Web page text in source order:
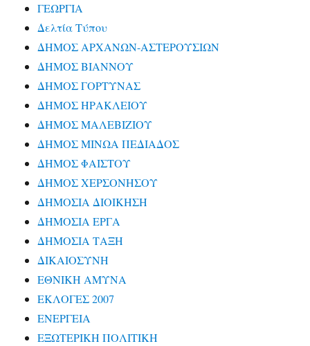
ΓΕΩΡΓΙΑ
Δελτία Τύπου
ΔΗΜΟΣ ΑΡΧΑΝΩΝ-ΑΣΤΕΡΟΥΣΙΩΝ
ΔΗΜΟΣ ΒΙΑΝΝΟΥ
ΔΗΜΟΣ ΓΟΡΤΥΝΑΣ
ΔΗΜΟΣ ΗΡΑΚΛΕΙΟΥ
ΔΗΜΟΣ ΜΑΛΕΒΙΖΙΟΥ
ΔΗΜΟΣ ΜΙΝΩΑ ΠΕΔΙΑΔΟΣ
ΔΗΜΟΣ ΦΑΙΣΤΟΥ
ΔΗΜΟΣ ΧΕΡΣΟΝΗΣΟΥ
ΔΗΜΟΣΙΑ ΔΙΟΙΚΗΣΗ
ΔΗΜΟΣΙΑ ΕΡΓΑ
ΔΗΜΟΣΙΑ ΤΑΞΗ
ΔΙΚΑΙΟΣΥΝΗ
ΕΘΝΙΚΗ ΑΜΥΝΑ
ΕΚΛΟΓΕΣ 2007
ΕΝΕΡΓΕΙΑ
ΕΞΩΤΕΡΙΚΗ ΠΟΛΙΤΙΚΗ